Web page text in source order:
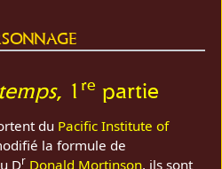
, 1 re partie
du Pacific Institute of
la formule de
Dr Donald Mortinson, ils sont